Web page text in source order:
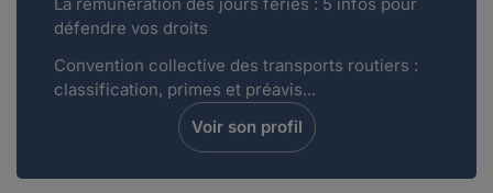
défendre vos droits
Convention collective des transports routiers :
classification, primes et préavis...
Voir son profil